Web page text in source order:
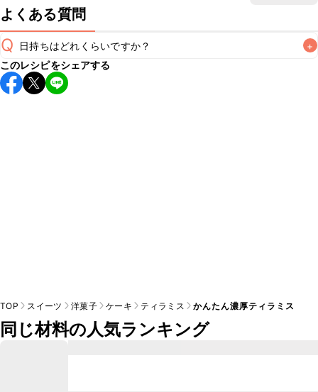
よくある質問
Q 日持ちはどれくらいですか？ +
保存期間は冷蔵で当日中が目安です。なるべくお早めにお召
し上がりください。
このレシピをシェアする
TOP スイーツ 洋菓子 ケーキ ティラミス かんたん濃厚ティラミス
同じ材料の人気ランキング